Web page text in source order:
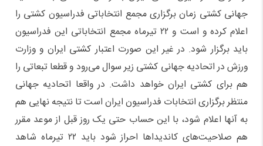
جهانی کشتی زمان برگزاری مجمع انتخاباتی فدراسیون کشتی را
اعلام کرده و است و ۲۲ تیرماه مجمع انتخاباتی این فدراسیون
باید برگزار شود. در غیر این صورت اعتبار کشتی ایران و وزارت
ورزش در اتحادیه جهانی کشتی زیر سوال می‌رود و قطعا تبعاتی را
هم برای کشتی ایران خواهد داشت. در واقعا اتحادیه جهانی
منتظر برگزاری انتخابات فدراسیون ایران است تا نتیجه نهایی هم
به آنها اعلام شود، با این حساب حتی یک روز قبل از موعد مقرر
هم صلاحیت‌های کاندیداها احراز شود باید ۲۲ تیرماه شاهد